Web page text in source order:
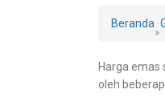
Beranda
»
Harga emas
oleh